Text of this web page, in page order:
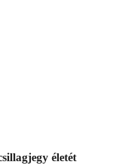
életét